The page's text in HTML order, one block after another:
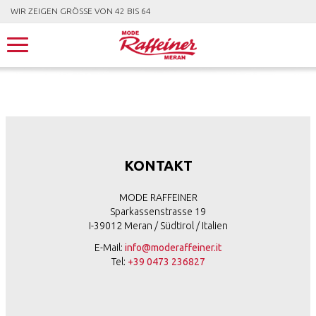
KONTAKT
MODE RAFFEINER
Sparkassenstrasse 19
I-39012 Meran / Südtirol / Italien
E-Mail: info@moderaffeiner.it
Tel: +39 0473 236827
WIR ZEIGEN GRÖSSE VON 42 BIS 64